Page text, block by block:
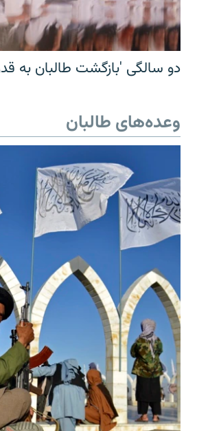
دو سالگی 'بازگشت طالبان به
وعده‌های طالبان